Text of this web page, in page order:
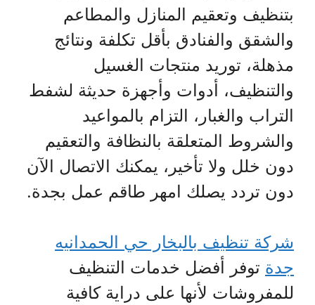
بتنظيف وتعقيم المنازل والمطاعم
والشقق والفنادق بأقل تكلفة ونتائج
مذهلة، توريد منتجات الغسيل
والتنظيف، أدوات وأجهزة حديثة لشفط
التراب والغبار، التزام بالمواعيد
والشروط المتعلقة بالنظافة والتعقيم
دون خلل ولا تأخير، يمكنك الاتصال الآن
دون تردد يصلك امهر طاقم عمل بجدة.
شركة تنظيف بالبخار حي الحمدانيه
جدة توفر أفضل خدمات التنظيف
للمفروشات لأنها على دراية كافية